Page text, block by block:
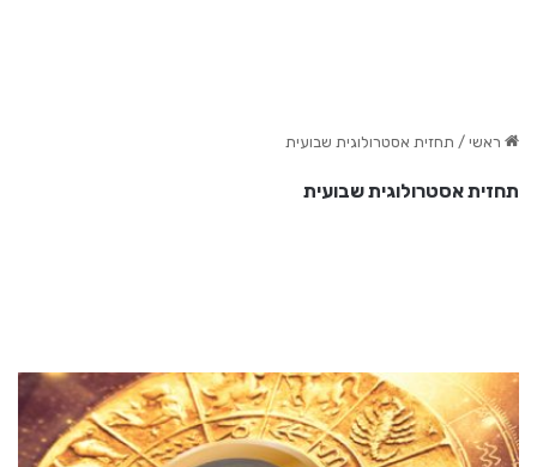
ראשי / תחזית אסטרולוגית שבועית
תחזית אסטרולוגית שבועית